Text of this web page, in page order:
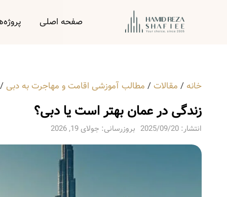
صفحه اصلی
خانه / مقالات / مطالب آموزشی اقامت و مهاجرت به دبی
زندگی در عمان بهتر است یا دبی؟
انتشار: 2025/09/20 بروزرسانی: جولای 19, 2026